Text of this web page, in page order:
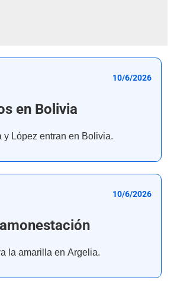
10/6/2026
en Bolivia
y López entran en Bolivia.
10/6/2026
la amarilla en Argelia.